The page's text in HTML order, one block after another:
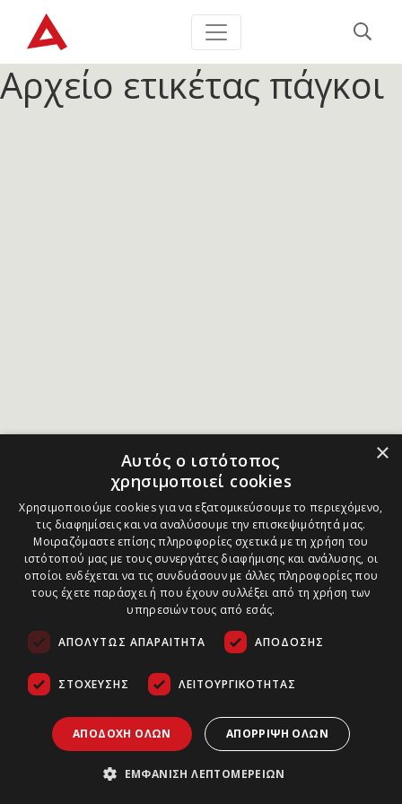
Αρχείο ετικέτας πάγκοι
×
Αυτός ο ιστότοπος
χρησιμοποιεί cookies
Χρησιμοποιούμε cookies για να εξατομικεύσουμε το περιεχόμενο,
τις διαφημίσεις και να αναλύσουμε την επισκεψιμότητά μας.
Μοιραζόμαστε επίσης πληροφορίες σχετικά με τη χρήση του
ιστότοπού μας με τους συνεργάτες διαφήμισης και ανάλυσης, οι
οποίοι ενδέχεται να τις συνδυάσουν με άλλες πληροφορίες που
τους έχετε παράσχει ή που έχουν συλλέξει από τη χρήση των
υπηρεσιών τους από εσάς.
ΑΠΟΛΎΤΩΣ ΑΠΑΡΑΊΤΗΤΑ ΑΠΌΔΟΣΗΣ
ΣΤΌΧΕΥΣΗΣ ΛΕΙΤΟΥΡΓΙΚΌΤΗΤΑΣ
ΑΠΟΔΟΧΉ ΌΛΩΝ ΑΠΌΡΡΙΨΗ ΌΛΩΝ
ΕΜΦΆΝΙΣΗ ΛΕΠΤΟΜΕΡΕΙΏΝ